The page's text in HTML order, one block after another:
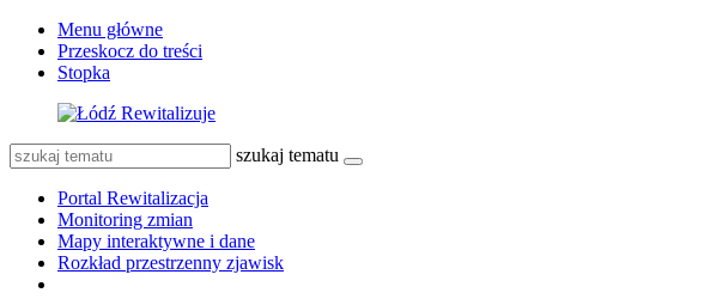
Menu główne
Przeskocz do treści
Stopka
szukaj tematu
Portal Rewitalizacja
Monitoring zmian
Mapy interaktywne i dane
Rozkład przestrzenny zjawisk